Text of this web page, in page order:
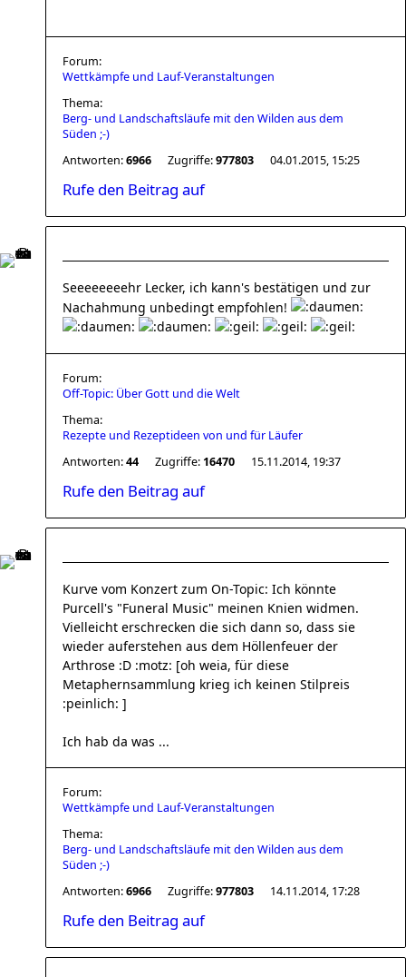
Forum:
Wettkämpfe und Lauf-Veranstaltungen
Thema:
Berg- und Landschaftsläufe mit den Wilden aus dem
Süden ;-)
Antworten:6966 Zugriffe:977803 04.01.2015, 15:25
Rufe den Beitrag auf
Seeeeeeeehr Lecker, ich kann's bestätigen und zur
Nachahmung unbedingt empfohlen!
Forum:
Off-Topic: Über Gott und die Welt
Thema:
Rezepte und Rezeptideen von und für Läufer
Antworten:44 Zugriffe: 16470 15.11.2014, 19:37
Rufe den Beitrag auf
Kurve vom Konzert zum On-Topic: Ich könnte
Purcell's "Funeral Music" meinen Knien widmen.
Vielleicht erschrecken die sich dann so, dass sie
wieder auferstehen aus dem Höllenfeuer der
Arthrose :D :motz: [oh weia, für diese
Metaphernsammlung krieg ich keinen Stilpreis
:peinlich: ]
Ich hab da was ...
Forum:
Wettkämpfe und Lauf-Veranstaltungen
Thema:
Berg- und Landschaftsläufe mit den Wilden aus dem
Süden ;-)
Antworten:6966 Zugriffe:977803 14.11.2014, 17:28
Rufe den Beitrag auf